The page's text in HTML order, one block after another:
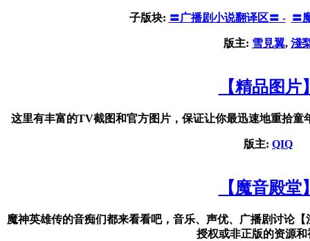
子版块: 〓广播剧小说翻译区〓 - 〓
版主: 雪見翼, 淺
【精品图片
这里有丰富的TV截图和官方图片，保证让你最迅速地重拾
版主: QIQ
【魔音殿堂
魔神英雄传的音痴们都来看看吧，音乐、声优、广播剧讨论
授权或非正版的资源和